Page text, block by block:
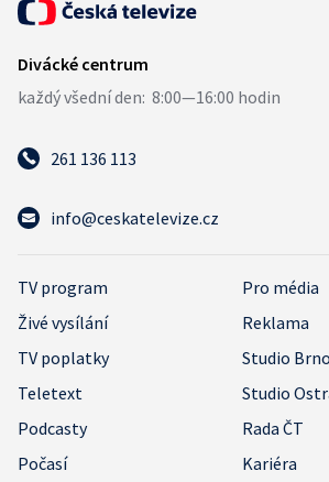
261 136 113
info@ceskatelevize.cz
TV program
Pro média
Živé vysílání
Reklama
TV poplatky
Studio Brno
Teletext
Studio
Podcasty
Rada ČT
Počasí
Kariéra